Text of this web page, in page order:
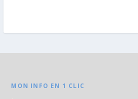
MON INFO EN 1 CLIC